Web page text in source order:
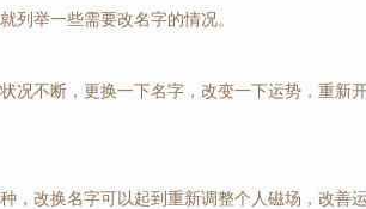
列举一些需要改名字的情况。
况不断，更换一下名字，改变一下运势，重新
，改换名字可以起到重新调整个人磁场，改善